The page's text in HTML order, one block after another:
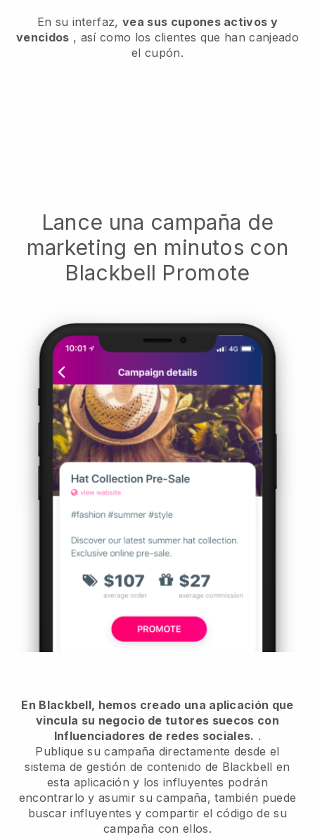
En su interfaz,vea sus cupones activos y
vencidos , así como los clientes que han canjeado
el cupón.
Lance una campaña de
marketing en minutos con
Blackbell Promote
En Blackbell, hemos creado una aplicación que
vincula su negocio de tutores suecos con
Influenciadores de redes sociales. .
Publique su campaña directamente desde el
sistema de gestión de contenido de Blackbell en
esta aplicación y los influyentes podrán
encontrarlo y asumir su campaña, también puede
buscar influyentes y compartir el código de su
campaña con ellos.